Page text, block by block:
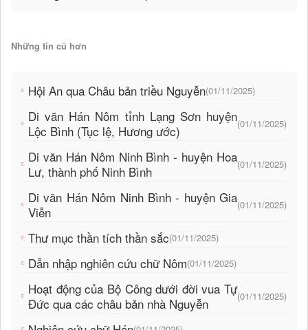
Những tin cũ hơn
Hội An qua Châu bản triều Nguyễn(01/11/2025)
Di văn Hán Nôm tỉnh Lạng Sơn huyện
Lộc Bình (Tục lệ, Hương ước)
(01/11/2025)
Di văn Hán Nôm Ninh Bình - huyện Hoa
Lư, thành phố Ninh Bình
(01/11/2025)
Di văn Hán Nôm Ninh Bình - huyện Gia
Viễn
(01/11/2025)
Thư mục thần tích thần sắc(01/11/2025)
Dẫn nhập nghiên cứu chữ Nôm(01/11/2025)
Hoạt động của Bộ Công dưới đời vua Tự
Đức qua các châu bản nhà Nguyễn
(01/11/2025)